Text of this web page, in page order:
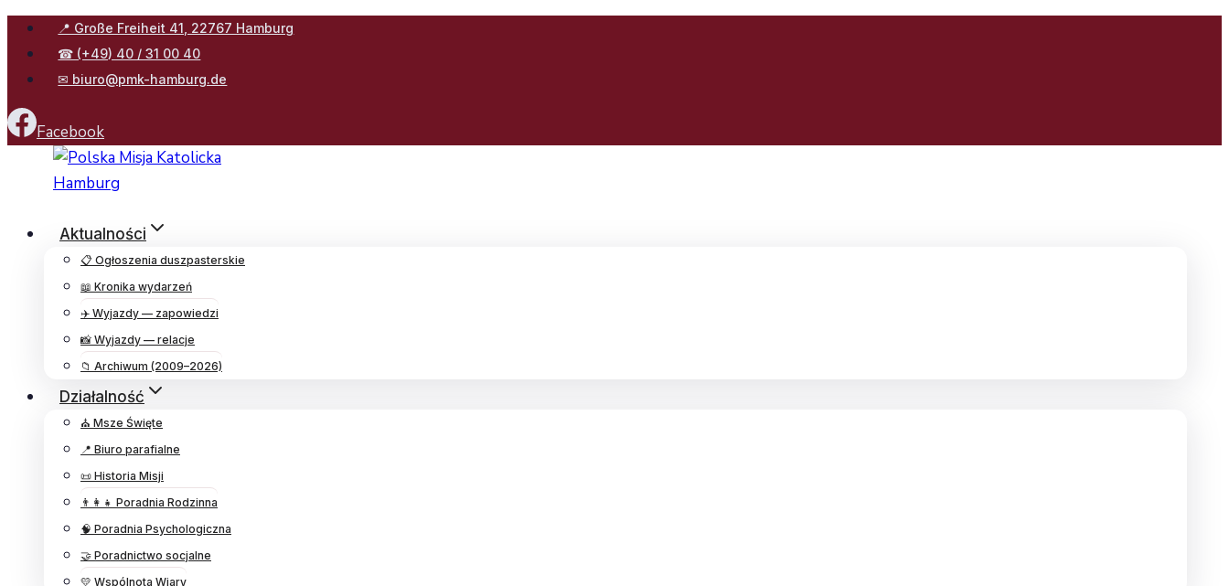
Przejdź
treści
📍 Große Freiheit 41, 22767 Hamburg
☎ (+49) 40 / 31 00 40
✉ biuro@pmk-hamburg.de
Facebook
Aktualności
📋 Ogłoszenia duszpasterskie
📖 Kronika wydarzeń
✈️ Wyjazdy — zapowiedzi
📸 Wyjazdy — relacje
📁 Archiwum (2009–2026)
Działalność
⛪ Msze Święte
📍 Biuro parafialne
📜 Historia Misji
👨‍👩‍👧 Poradnia Rodzinna
🧠 Poradnia Psychologiczna
🤝 Poradnictwo socjalne
💛 Wspólnota Wiary